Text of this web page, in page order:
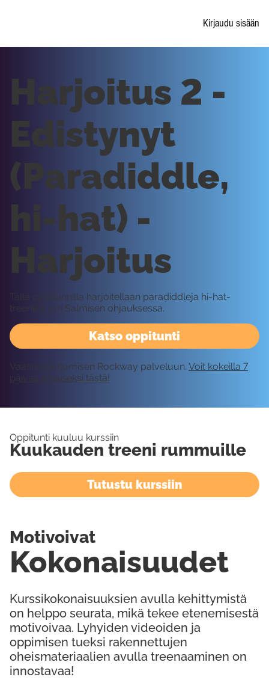
Kirjaudu sisään
Katso oppitunti
Harjoitus 2 -
Edistynyt
(Paradiddle,
hi-hat) -
Harjoitus
Tällä oppitunnilla harjoitellaan paradiddleja hi-hat-
treenillä Jari Salmisen ohjauksessa.
Vaatii kirjautumisen Rockway palveluun. Voit kokeilla 7
päivää ilmaiseksi tästä!
Oppitunti kuuluu kurssiin
Kuukauden treeni rummuille
Tutustu kurssiin
Kurssikokonaisuuksien avulla kehittymistä
on helppo seurata, mikä tekee etenemisestä
motivoivaa. Lyhyiden videoiden ja
oppimisen tueksi rakennettujen
oheismateriaalien avulla treenaaminen on
innostavaa!
Kokonaisuudet
Motivoivat